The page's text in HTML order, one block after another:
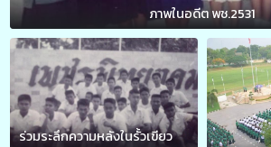
ลอยกระทงสระยาวปี 2540 โรงเรียนเพช
ร่วมระลึกความหลังในรั้วเขียว